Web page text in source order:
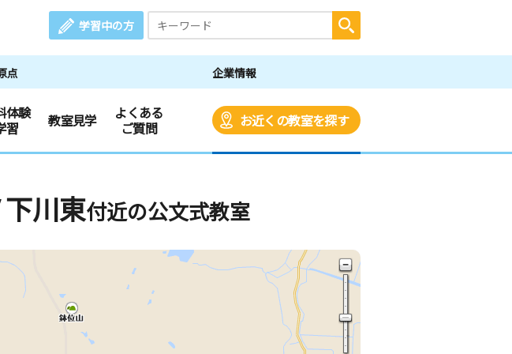
学習中の方
点 企業情報
体験
習
教室見学
よくある
ご質問
お近くの教室を探す
川東付近の公文式教室